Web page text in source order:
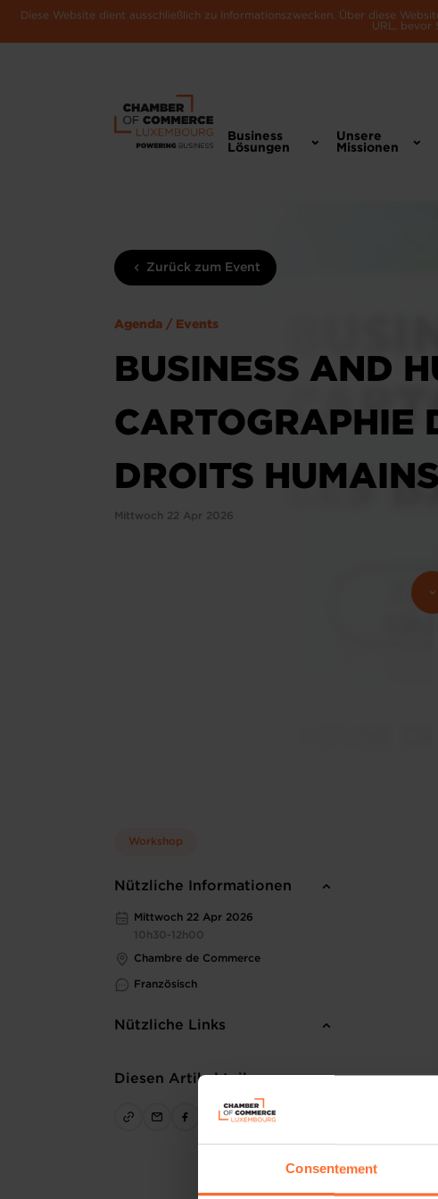
Consentement
Diese Website dient ausschließlich zu Informationszwecken. Über diese
URL, bevor
Business
Lösungen
Unsere
Missionen
Zurück zum Event
Agenda / Events
BUSINESS AND
CARTOGRAPHIE
DROITS
Mittwoch 22 Apr 2026
Workshop
Nützliche Informationen
Mittwoch 22 Apr 2026
10h30-12h00
Chambre de Commerce
Französisch
Nützliche Links
Diesen Artikel teilen